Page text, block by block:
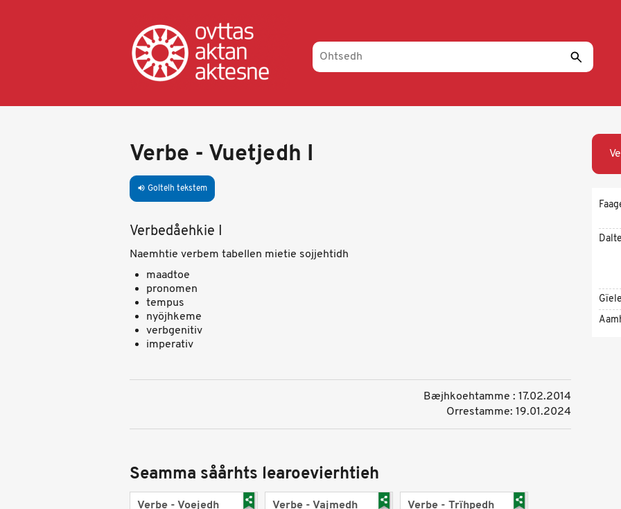
Verbe - Vuetjedh I
volume_up Goltelh tekstem
Verbedåehkie I
Naemhtie verbem tabellen mietie sojjehtidh
maadtoe
pronomen
tempus
nyöjhkeme
verbgenitiv
imperativ
Bæjhkoehtamme : 17.02.2014
Orrestamme: 19.01.2024
Seamma såårhts learoevierhtieh
Verbe - Voejedh Verbe - Vajmedh Verbe - Trïhpedh
Gïele